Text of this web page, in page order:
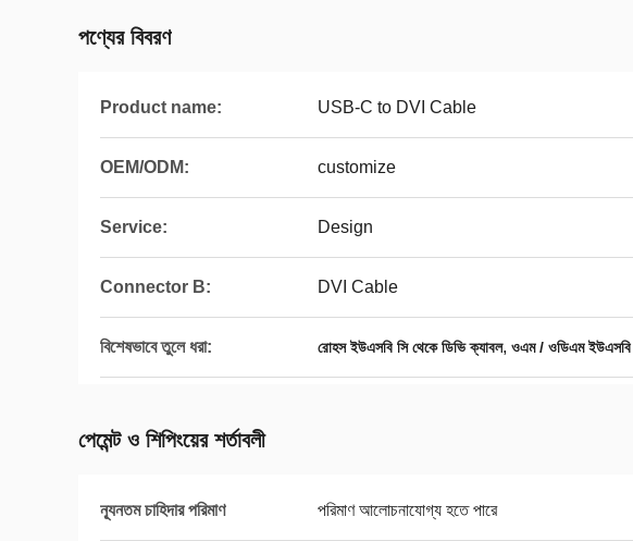
পণ্যের বিবরণ
Product name: USB-C to DVI Cable
OEM/ODM: customize
Service: Design
Connector B: DVI Cable
বিশেষভাবে তুলে ধরা: রোহস ইউএসবি সি থেকে ডিভি ক্যাবল, ওএম / ওডিএম ইউএসবি
পেমেন্ট ও শিপিংয়ের শর্তাবলী
ন্যূনতম চাহিদার পরিমাণ পরিমাণ আলোচনাযোগ্য হতে পারে